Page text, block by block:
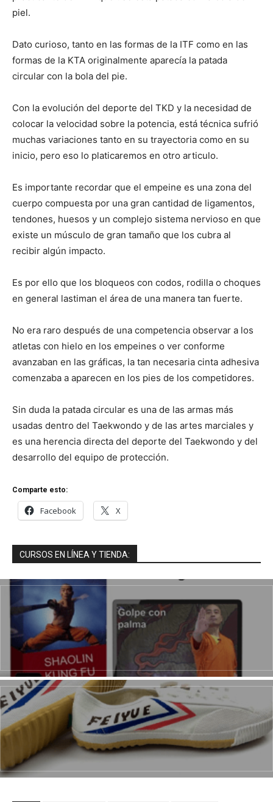
piel.
Dato curioso, tanto en las formas de la ITF como en las
formas de la KTA originalmente aparecía la patada
circular con la bola del pie.
Con la evolución del deporte del TKD y la necesidad de
colocar la velocidad sobre la potencia, está técnica sufrió
muchas variaciones tanto en su trayectoria como en su
inicio, pero eso lo platicaremos en otro articulo.
Es importante recordar que el empeine es una zona del
cuerpo compuesta por una gran cantidad de ligamentos,
tendones, huesos y un complejo sistema nervioso en que
existe un músculo de gran tamaño que los cubra al
recibir algún impacto.
Es por ello que los bloqueos con codos, rodilla o choques
en general lastiman el área de una manera tan fuerte.
No era raro después de una competencia observar a los
atletas con hielo en los empeines o ver conforme
avanzaban en las gráficas, la tan necesaria cinta adhesiva
comenzaba a aparecen en los pies de los competidores.
Sin duda la patada circular es una de las armas más
usadas dentro del Taekwondo y de las artes marciales y
es una herencia directa del deporte del Taekwondo y del
desarrollo del equipo de protección.
Comparte esto:
Facebook X
CURSOS EN LÍNEA Y TIENDA: